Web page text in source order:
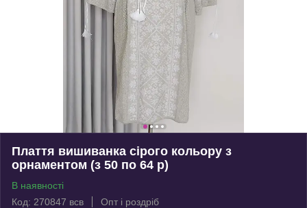
Плаття вишиванка сірого кольору з
орнаментом (з 50 по 64 р)
В наявності
Код: 270847 всв
Опт і роздріб